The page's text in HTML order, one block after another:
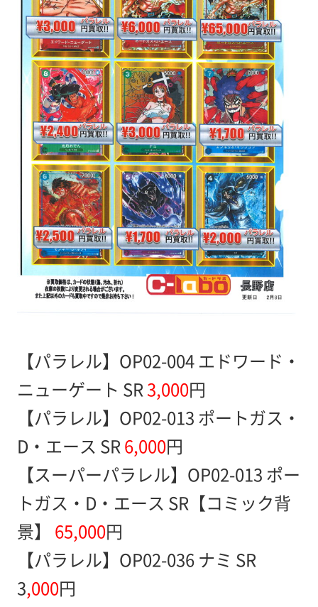
【パラレル】OP02-004 エドワード・
ニューゲート SR3,000円
【パラレル】OP02-013 ポートガス・
D・エース SR6,000円
【スーパーパラレル】OP02-013 ポー
トガス・D・エース SR【コミック背
景】 65,000円
【パラレル】OP02-036 ナミ SR
3,000円